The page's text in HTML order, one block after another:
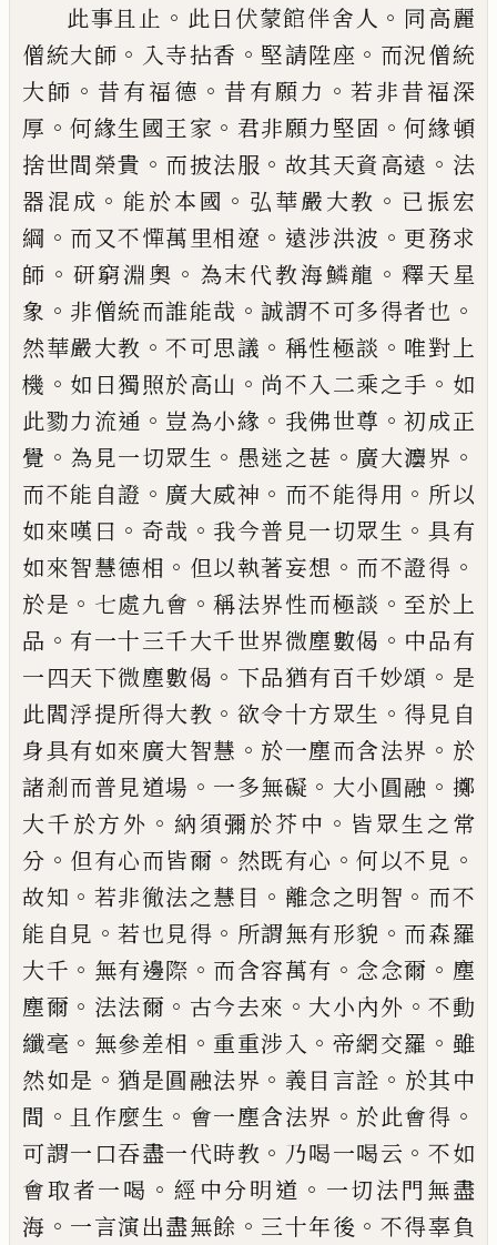
此事且止 。 此日伏蒙館伴舍人 。 同高麗
僧統大師 。 入寺拈香 。 堅請陞座 。 而況僧統
大師 。 昔有福德 。 昔有願力 。若非昔福深
厚 。何緣生國王家 。 君非願力堅固 。何緣頓
捨世間榮貴 。 而披法服 。 故其天資高遠 。 法
器混成 。 能於本國 。 弘華嚴大教 。 已振宏
綱 。 而又不憚萬里相遼 。 遠涉洪波 。 更務求
師 。 研窮淵奧 。 為末代教海鱗龍 。 釋天星
象 。 非僧統而誰能哉 。誠謂不可多得者也 。
然華嚴大教 。不可思議 。 稱性極談 。 唯對上
機 。 如日獨照於高山 。 尚不入二乘之手 。 如
此勠力流通 。 豈為小緣 。 我佛世尊 。初成正
覺 。 為見一切眾生 。 愚迷之甚 。 廣大灋界 。
而不能 自證 。 廣大威神 。 而不能得用 。 所以
如來嘆曰 。 奇哉 。 我今普見一切眾生 。具有
如來智慧德相 。 但以執著妄想 。 而不證得 。
於是 。 七處九會 。稱法界性而極談 。 至於 上
品 。 有一十三千大千世界微塵數偈 。 中品有
一四天下微塵數偈 。 下品猶有百千妙頌 。 是
此閻浮提所得大教 。 欲令十方眾生 。 得見自
身具有如來廣大智慧 。 於一塵而含法界 。 於
諸剎而普見道場 。 一多無礙 。 大小圓融 。 擲
大千於方外 。 納須彌於芥中 。 皆眾生之常
分 。 但有心而皆爾 。 然既有心 。何以不見 。
故知 。 若非徹法之慧目 。 離念之明智 。 而不
能自見 。若也見得 。 所謂無有形貌 。 而森羅
大千 。 無有邊際 。 而含容萬有 。 念念爾 。 塵
塵爾 。 法法爾 。 古今去來 。 大小內外 。不動
纖毫 。 無參差相 。 重重涉入 。 帝網交羅 。 雖
然如是 。猶是圓融法界 。 義目言詮 。 於其中
間 。 且作麼生 。 會一塵含法界 。 於此會得 。
可謂一口吞盡一代時教 。 乃喝一喝云 。 不如
會取者一喝 。 經中分明道 。 一切法門無盡
海 。 一言演出盡無餘 。 三十年後 。 不得辜負